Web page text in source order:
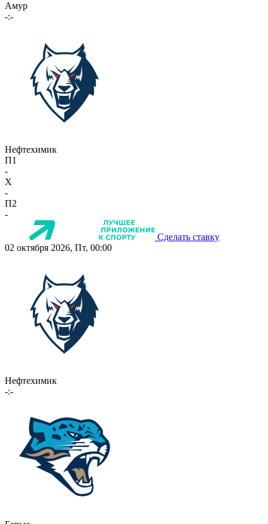
Амур
-:-
Нефтехимик
П1
-
X
-
П2
-
Сделать ставку
02 октября 2026, Пт, 00:00
Нефтехимик
-:-